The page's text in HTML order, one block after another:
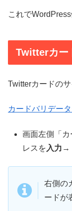
これで
Twitterカー
Twitterカードの
カードバリデー
画面左側「
レスを 入力 →
右側の
ードが